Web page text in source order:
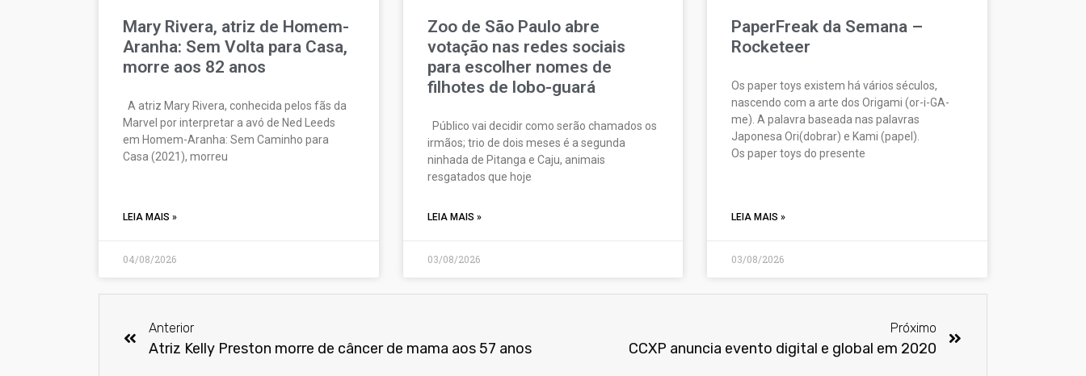
Mary Rivera, atriz de Homem-
Aranha: Sem Volta para Casa,
morre aos 82 anos
A atriz Mary Rivera, conhecida pelos fãs da
Marvel por interpretar a avó de Ned Leeds
em Homem-Aranha: Sem Caminho para
Casa (2021), morreu
LEIA MAIS »
04/08/2026
Zoo de São Paulo abre
votação nas redes sociais
para escolher nomes de
filhotes de lobo-guará
Público vai decidir como serão chamados os
irmãos; trio de dois meses é a segunda
ninhada de Pitanga e Caju, animais
resgatados que hoje
LEIA MAIS »
03/08/2026
PaperFreak da Semana –
Rocketeer
Os paper toys existem há vários séculos,
nascendo com a arte dos Origami (or-i-GA-
me). A palavra baseada nas palavras
Japonesa Ori(dobrar) e Kami (papel).
Os paper toys do presente
LEIA MAIS »
03/08/2026
Anterior
Atriz Kelly Preston morre de câncer de mama aos 57 anos
Próximo
CCXP anuncia evento digital e global em 2020